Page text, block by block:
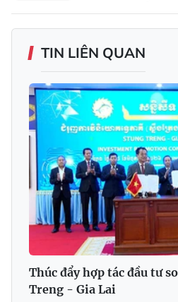
TIN LIÊN QUAN
Thúc đẩy hợp tác đầu tư
Treng - Gia Lai